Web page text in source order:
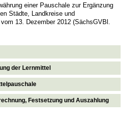
einer Pauschale zur Ergänzung
Städte, Landkreise und
13. Dezember 2012 (SächsGVBl.
der Lernmittel
Festsetzung und Auszahlung